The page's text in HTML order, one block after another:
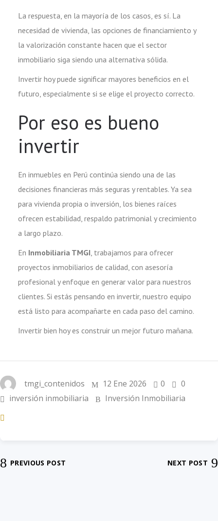
La respuesta, en la mayoría de los casos, es sí. La
necesidad de vivienda, las opciones de financiamiento y
la valorización constante hacen que el sector
inmobiliario siga siendo una alternativa sólida.
Invertir hoy puede significar mayores beneficios en el
futuro, especialmente si se elige el proyecto correcto.
Por eso es bueno
invertir
En inmuebles en Perú continúa siendo una de las
decisiones financieras más seguras y rentables. Ya sea
para vivienda propia o inversión, los bienes raíces
ofrecen estabilidad, respaldo patrimonial y crecimiento
a largo plazo.
En Inmobiliaria TMGI, trabajamos para ofrecer
proyectos inmobiliarios de calidad, con asesoría
profesional y enfoque en generar valor para nuestros
clientes. Si estás pensando en invertir, nuestro equipo
está listo para acompañarte en cada paso del camino.
Invertir bien hoy es construir un mejor futuro mañana.
tmgi_contenidos 12 Ene 2026 0
0
inversión inmobiliaria
Inversión Inmobiliaria
PREVIOUS POST NEXT POST